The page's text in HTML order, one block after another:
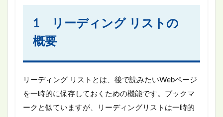
1 リーディング リストの
概要
リーディング リストとは、後で読みたいWebページ
を一時的に保存しておくための機能です。ブックマ
ークと似ていますが、リーディングリストは一時的